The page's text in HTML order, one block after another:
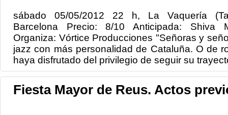
sábado 05/05/2012 22 h, La Vaquería
Barcelona Precio: 8/10 Anticipada: Shiva
Organiza: Vórtice Producciones "Señoras y
jazz con más personalidad de Cataluña. O de
haya disfrutado del privilegio de seguir su
Fiesta Mayor de Reus. Actos